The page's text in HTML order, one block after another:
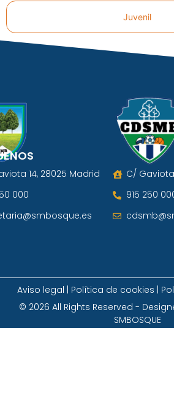
Juvenil
C/
915 250
14, 28025 Madrid
000
Aviso legal | Política de cookies |
© 2026 All Rights Reserved -
SMBOSQUE